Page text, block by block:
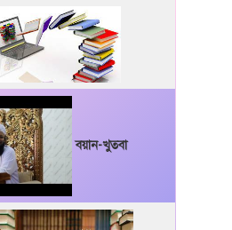
বয়ান-খুতবা